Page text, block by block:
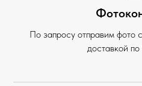
По запросу отправим фото
доставкой